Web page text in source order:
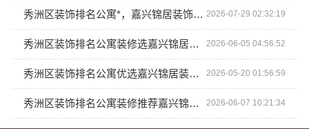
秀洲区装饰排名公寓*，嘉兴锦居装饰材料有限公司专业无忧 2026-07-29 02:32:19
秀洲区装饰排名公寓装修选嘉兴锦居装饰材料有限公司 2026-06-05 04:56:52
秀洲区装饰排名公寓优选嘉兴锦居装饰材料有限公司 2026-05-20 01:56:59
秀洲区装饰排名公寓装修推荐嘉兴锦居装饰材料有限公司 2026-06-07 10:21:34